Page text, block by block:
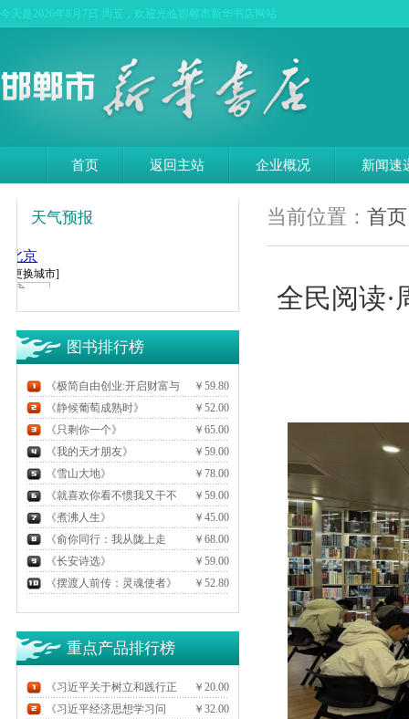
今天是 2026年8月7日 周五，欢迎光临邯郸市新华书店网站
首页 返回主站 企业概况 新闻速
当前位置： 首页
全民阅读·
天气预报
图书排行榜
《极简自由创业:开启财富与
生活的双赢模式》
￥59.80
《静候葡萄成熟时》
￥52.00
《只剩你一个》
￥65.00
《我的天才朋友》
￥59.00
《雪山大地》
￥78.00
《就喜欢你看不惯我又干不
掉我的样子7》
￥59.00
《煮沸人生》
￥45.00
《俞你同行：我从陇上走
过》
￥68.00
《长安诗选》
￥59.00
《摆渡人前传：灵魂使者》
￥52.80
重点产品排行榜
《习近平关于树立和践行正
确政绩观论述摘编》
￥20.00
《习近平经济思想学习问
￥32.00